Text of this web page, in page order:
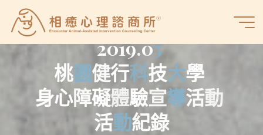
content
癒
理
諮
商
活動紀錄
2019.05
桃園健行科技大學
身心障礙體驗宣導活動
活動紀錄